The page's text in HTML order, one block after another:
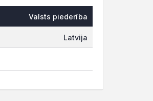
Valsts piederība
Latvija